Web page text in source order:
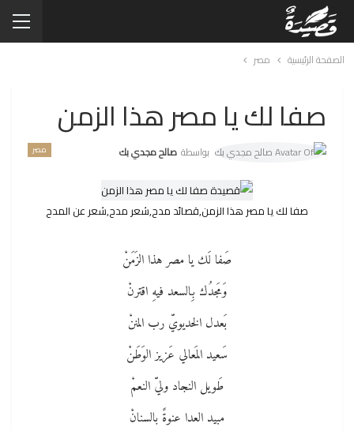
الصفحة الرئيسية مصر
صفا لك يا مصر هذا الزمن
مصر بواسطة صالح مجدي بك
صفا لك يا مصر هذا الزمن,قصائد مدح,شعر مدح,شعر عن المدح
صَفا لَك يا مصر هذا الزَمَنْ
وَمَجدُك بِالسعد فيهِ اقترنْ
بَعدل الخديويّ رب المننْ
سَعيد المَعالي عَزيز الوَطَنْ
طَويل النجاد وليّ النعمْ
مبيد العدا عنوةً بالسنانْ